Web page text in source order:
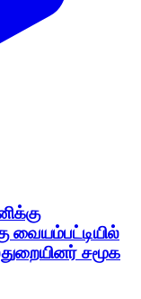
வையம்பட்டியில்
சமூக